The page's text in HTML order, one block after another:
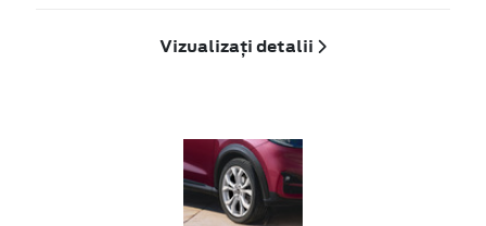
Vizualizați detalii